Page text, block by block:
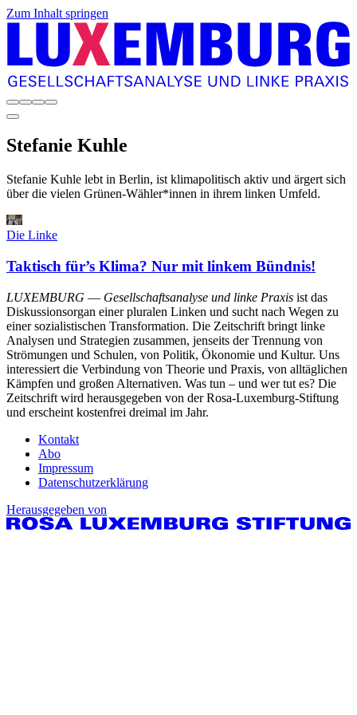
Zum Inhalt springen
Stefanie Kuhle
Stefanie Kuhle lebt in Berlin, ist klimapolitisch aktiv und ärgert sich
über die vielen Grünen-Wähler*innen in ihrem linken Umfeld.
Die Linke
Taktisch für’s Klima? Nur mit linkem Bündnis!
LUXEMBURG — Gesellschaftsanalyse und linke Praxis ist das
Diskussionsorgan einer pluralen Linken und sucht nach Wegen zu
einer sozialistischen Transformation. Die Zeitschrift bringt linke
Analysen und Strategien zusammen, jenseits der Trennung von
Strömungen und Schulen, von Politik, Ökonomie und Kultur. Uns
interessiert die Verbindung von Theorie und Praxis, von alltäglichen
Kämpfen und großen Alternativen. Was tun – und wer tut es? Die
Zeitschrift wird herausgegeben von der Rosa-Luxemburg-Stiftung
und erscheint kostenfrei dreimal im Jahr.
Kontakt
Abo
Impressum
Datenschutzerklärung
Herausgegeben von